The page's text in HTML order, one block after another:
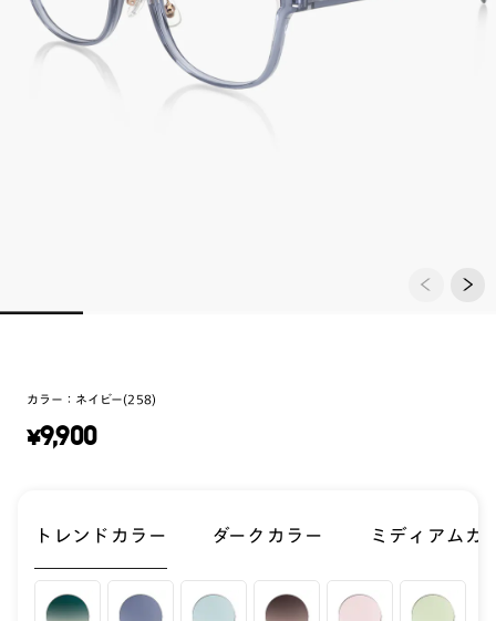
カラー： ネイビー(258)
¥9,900
トレンドカラー ダークカラー ミディアムカ